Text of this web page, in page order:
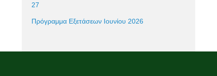
27
Πρόγραμμα Εξετάσεων Ιουνίου 2026